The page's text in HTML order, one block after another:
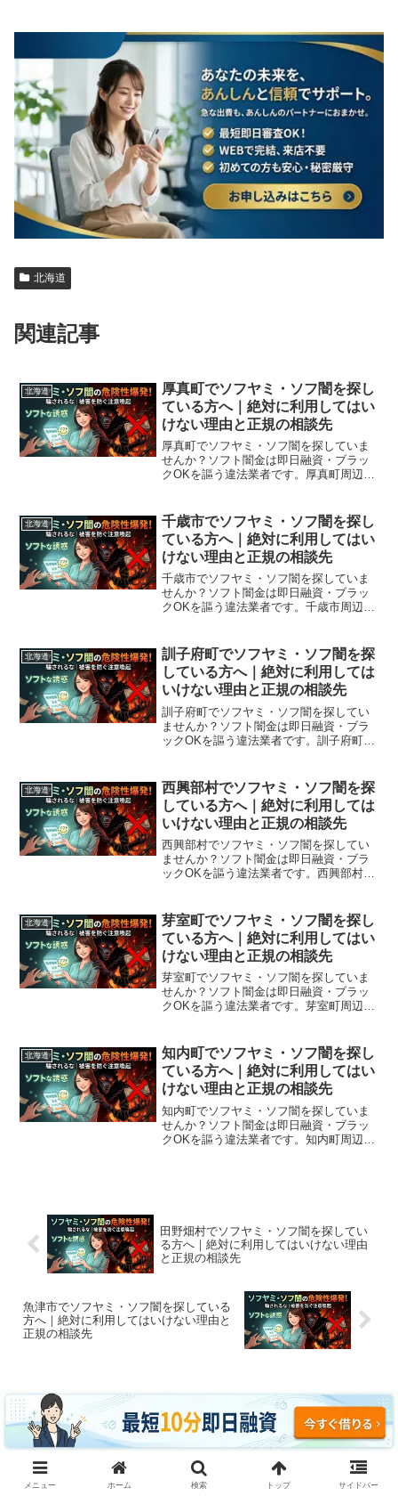
北海道
関連記事
北海道
厚真町でソフヤミ・ソフ闇を探し
ている方へ｜絶対に利用してはい
けない理由と正規の相談先
厚真町でソフヤミ・ソフ闇を探していま
せんか？ソフト闇金は即日融資・ブラッ
クOKを謳う違法業者です。厚真町周辺で
読みください。
北海道
千歳市でソフヤミ・ソフ闇を探し
ている方へ｜絶対に利用してはい
けない理由と正規の相談先
千歳市でソフヤミ・ソフ闇を探していま
せんか？ソフト闇金は即日融資・ブラッ
クOKを謳う違法業者です。千歳市周辺で
読みください。
北海道
訓子府町でソフヤミ・ソフ闇を探
している方へ｜絶対に利用しては
いけない理由と正規の相談先
訓子府町でソフヤミ・ソフ闇を探してい
ませんか？ソフト闇金は即日融資・ブラ
ックOKを謳う違法業者です。訓子府町周
ずお読みください。
北海道
西興部村でソフヤミ・ソフ闇を探
している方へ｜絶対に利用しては
いけない理由と正規の相談先
西興部村でソフヤミ・ソフ闇を探してい
ませんか？ソフト闇金は即日融資・ブラ
ックOKを謳う違法業者です。西興部村周
ずお読みください。
北海道
芽室町でソフヤミ・ソフ闇を探し
ている方へ｜絶対に利用してはい
けない理由と正規の相談先
芽室町でソフヤミ・ソフ闇を探していま
せんか？ソフト闇金は即日融資・ブラッ
クOKを謳う違法業者です。芽室町周辺で
読みください。
北海道
知内町でソフヤミ・ソフ闇を探し
ている方へ｜絶対に利用してはい
けない理由と正規の相談先
知内町でソフヤミ・ソフ闇を探していま
せんか？ソフト闇金は即日融資・ブラッ
クOKを謳う違法業者です。知内町周辺で
田野畑村でソフヤミ・ソフ闇を探してい
る方へ｜絶対に利用してはいけない理由
と正規の相談先
魚津市でソフヤミ・ソフ闇を探している
方へ｜絶対に利用してはいけない理由と
正規の相談先
コメント
コメントを書き込む
メニュー ホーム 検索 トップ サイドバー